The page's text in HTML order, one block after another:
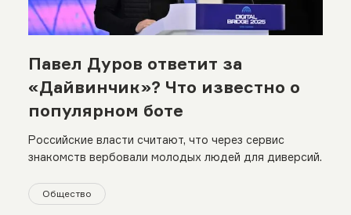
Павел Дуров ответит за
«Дайвинчик»? Что известно о
популярном боте
Российские власти считают, что через сервис
знакомств вербовали молодых людей для диверсий.
Общество